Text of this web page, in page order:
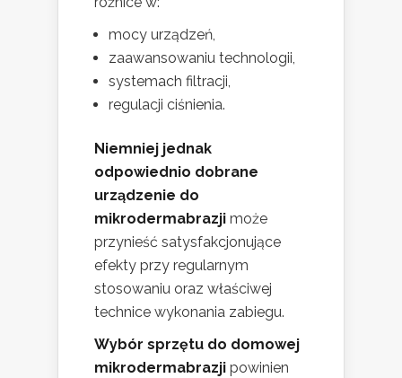
mocy urządzeń,
zaawansowaniu technologii,
systemach filtracji,
regulacji ciśnienia.
Niemniej jednak
odpowiednio dobrane
urządzenie do
mikrodermabrazji może
przynieść satysfakcjonujące
efekty przy regularnym
stosowaniu oraz właściwej
technice wykonania zabiegu.
Wybór sprzętu do domowej
mikrodermabrazji powinien